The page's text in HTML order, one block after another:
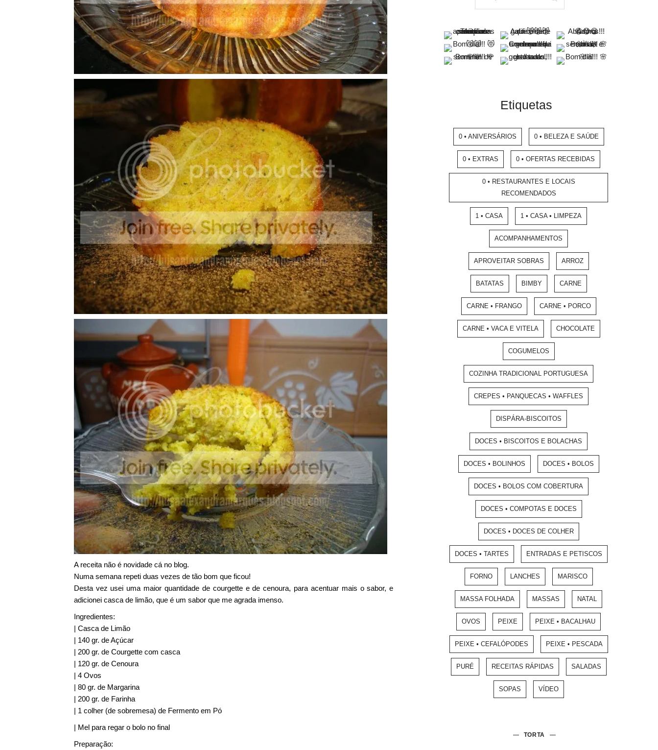
A receita não é novidade cá no blog.
Numa semana repeti duas vezes de tão bom que ficou!
Desta vez usei uma maior quantidade de courgette e de cenoura, para acentuar mais o sabor, e
adicionei casca de limão, que é um sabor que me agrada imenso.
Ingredientes:
| Casca de Limão
| 140 gr. de Açúcar
| 200 gr. de Courgette com casca
| 120 gr. de Cenoura
| 4 Ovos
| 80 gr. de Margarina
| 200 gr. de Farinha
| 1 colher (de sobremesa) de Fermento em Pó
| Mel para regar o bolo no final
Preparação:
Etiquetas
0 • ANIVERSÁRIOS 0 • BELEZA E SAÚDE
0 • EXTRAS 0 • OFERTAS RECEBIDAS
0 • RESTAURANTES E LOCAIS
RECOMENDADOS
1 • CASA 1 • CASA • LIMPEZA
ACOMPANHAMENTOS
APROVEITAR SOBRAS ARROZ
BATATAS BIMBY CARNE
CARNE • FRANGO CARNE • PORCO
CARNE • VACA E VITELA CHOCOLATE
COGUMELOS
COZINHA TRADICIONAL PORTUGUESA
CREPES • PANQUECAS • WAFFLES
DISPÁRA-BISCOITOS
DOCES • BISCOITOS E BOLACHAS
DOCES • BOLINHOS DOCES • BOLOS
DOCES • BOLOS COM COBERTURA
DOCES • COMPOTAS E DOCES
DOCES • DOCES DE COLHER
DOCES • TARTES ENTRADAS E PETISCOS
FORNO LANCHES MARISCO
MASSA FOLHADA MASSAS NATAL
OVOS PEIXE PEIXE • BACALHAU
PEIXE • CEFALÓPODES PEIXE • PESCADA
PURÉ RECEITAS RÁPIDAS SALADAS
SOPAS VÍDEO
TORTA